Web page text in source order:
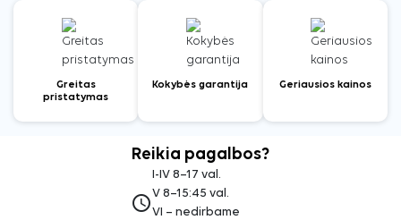
Greitas
pristatymas
Kokybės garantija Geriausios kainos
Reikia pagalbos?
access_time
I-IV 8–17 val.
V 8–15:45 val.
VI – nedirbame